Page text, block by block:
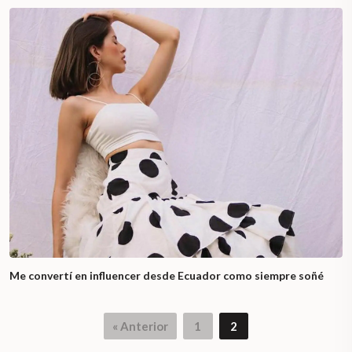
Me convertí en influencer desde Ecuador como siempre soñé
« Anterior 1 2